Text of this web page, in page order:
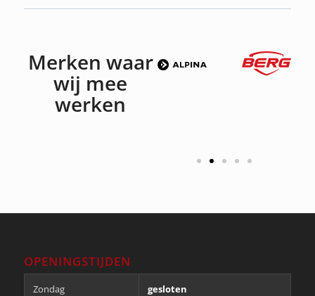
Merken waar
wij mee
werken
OPENINGSTIJDEN
Zondag gesloten